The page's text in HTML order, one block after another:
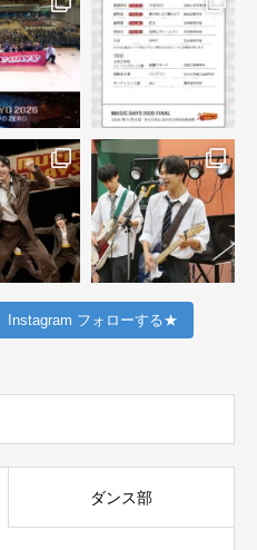
Instagram フォローする★
ダンス部